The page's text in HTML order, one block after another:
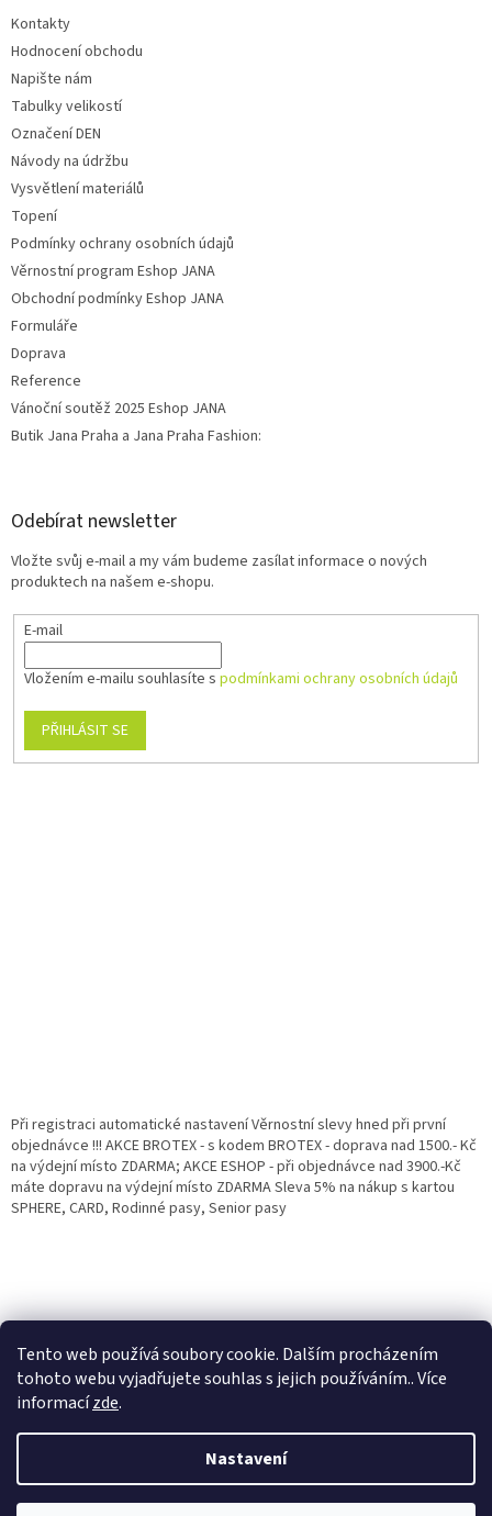
Tento web používá soubory cookie. Dalším procházením
tohoto webu vyjadřujete souhlas s jejich používáním.. Více
informacízde.
Nastavení
nastavená Věrnostní sleva 3% - 10% na Všechny Vaše další nákupy. Čím
víc nakoupíte, tím větší slevu můžete získat. Vaše objednávky se sčítají.
Využít můžete i "Slevové kody" nebo DOPRAVU ZDARMA. Přejeme
Kontakty
Hodnocení obchodu
Napište nám
Tabulky velikostí
Označení DEN
Návody na údržbu
Vysvětlení materiálů
Topení
Podmínky ochrany osobních údajů
Věrnostní program Eshop JANA
Obchodní podmínky Eshop JANA
Formuláře
Doprava
Reference
Vánoční soutěž 2025 Eshop JANA
Butik Jana Praha a Jana Praha Fashion:
Odebírat newsletter
Vložte svůj e-mail a my vám budeme zasílat informace o nových
produktech na našem e-shopu.
E-mail
Vložením e-mailu souhlasíte s podmínkami ochrany osobních údajů
PŘIHLÁSIT SE
Při registraci automatické nastavení Věrnostní slevy hned při první
objednávce !!! AKCE BROTEX - s kodem BROTEX - doprava nad 1500.- Kč
na výdejní místo ZDARMA; AKCE ESHOP - při objednávce nad 3900.-Kč
máte dopravu na výdejní místo ZDARMA Sleva 5% na nákup s kartou
SPHERE, CARD, Rodinné pasy, Senior pasy
Copyright 2026Eshop Jana. Všechna práva vyhrazena.